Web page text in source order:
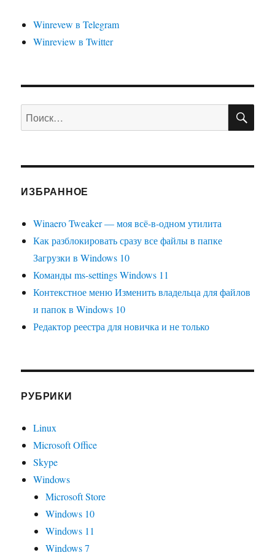
Winrevew в Telegram
Winreview в Twitter
Искать:
ИЗБРАННОЕ
Winaero Tweaker — моя всё-в-одном утилита
Как разблокировать сразу все файлы в папке
Загрузки в Windows 10
Команды ms-settings Windows 11
Контекстное меню Изменить владельца для файлов
и папок в Windows 10
Редактор реестра для новичка и не только
РУБРИКИ
Linux
Microsoft Office
Skype
Windows
Microsoft Store
Windows 10
Windows 11
Windows 7